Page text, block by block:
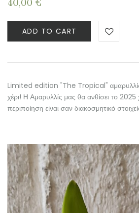
40,00 €
ADD TO CART
Limited edition "The Tropical"
χέρι! Η Αμαρυλλίς μας θα ανθίσει το 2025
περιποίηση είναι σαν διακοσμητικό